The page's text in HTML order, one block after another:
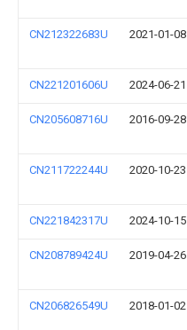
CN212322683U 2021-01-08
CN221201606U 2024-06-21
CN205608716U 2016-09-28
CN211722244U 2020-10-23
CN221842317U 2024-10-15
CN208789424U 2019-04-26
CN206826549U 2018-01-02